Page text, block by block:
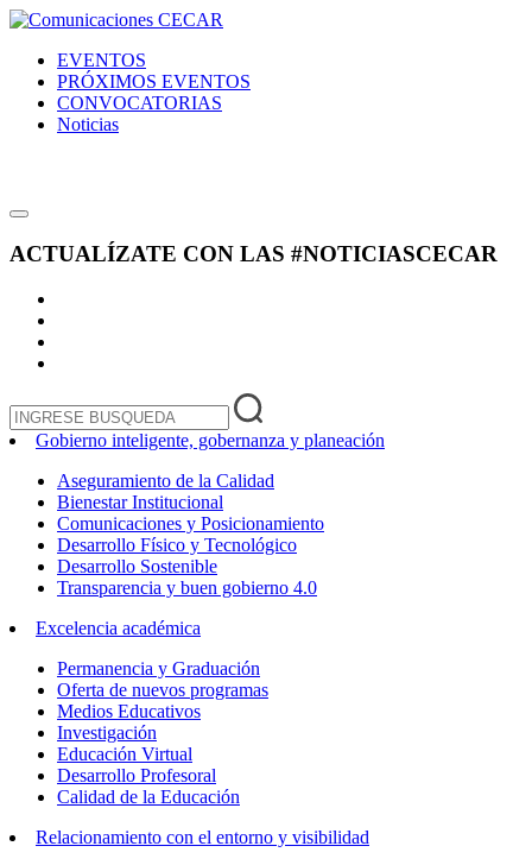
EVENTOS
PRÓXIMOS EVENTOS
CONVOCATORIAS
Noticias
ACTUALÍZATE CON LAS #NOTICIASCECAR
Gobierno inteligente, gobernanza y planeación
Aseguramiento de la Calidad
Bienestar Institucional
Comunicaciones y Posicionamiento
Desarrollo Físico y Tecnológico
Desarrollo Sostenible
Transparencia y buen gobierno 4.0
Excelencia académica
Permanencia y Graduación
Oferta de nuevos programas
Medios Educativos
Investigación
Educación Virtual
Desarrollo Profesoral
Calidad de la Educación
Relacionamiento con el entorno y visibilidad